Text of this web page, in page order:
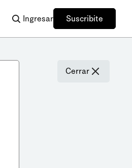
Ingresar Suscribite
Cerrar